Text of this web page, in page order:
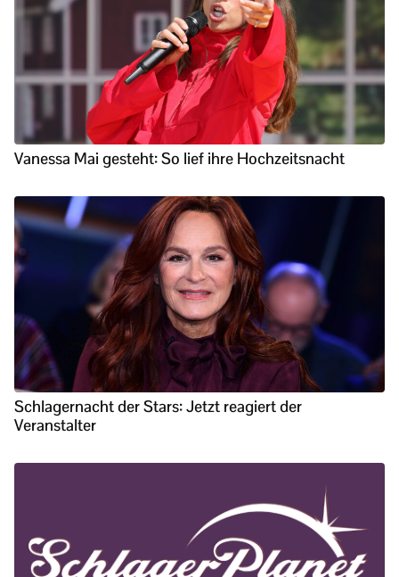
Vanessa Mai gesteht: So lief ihre Hochzeitsnacht
Schlagernacht der Stars: Jetzt reagiert der
Veranstalter